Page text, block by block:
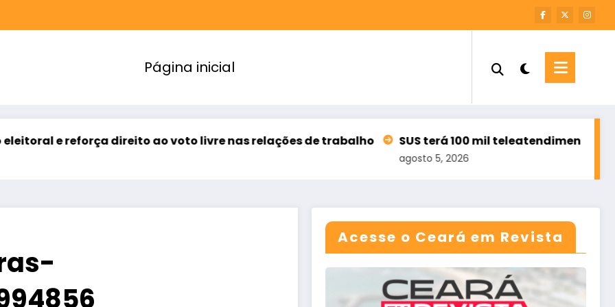
Página inicial
ao voto livre nas relações de trabalho SUS terá 100 mil teleatendimentos para pessoas com
Acesse o Ceará em Revista